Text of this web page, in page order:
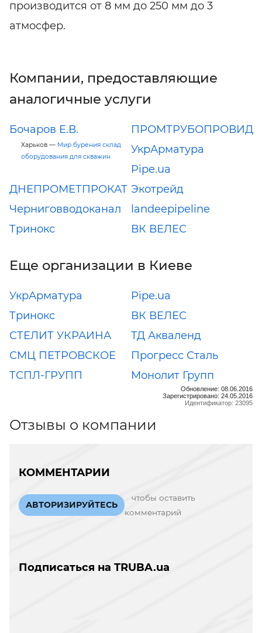
производится от 8 мм до 250 мм до 3
атмосфер.
Компании, предоставляющие
аналогичные услуги
Бочаров Е.В.
Харьков — Мир бурения склад
оборудования для скважин
ПРОМТРУБОПРОВИД
УкрАрматура
Pipe.ua
ДНЕПРОМЕТПРОКАТ Экотрейд
Черниговводоканал
landeepipeline
Тринокс
ВК ВЕЛЕС
Еще организации в Киеве
УкрАрматура
Pipe.ua
Тринокс
ВК ВЕЛЕС
СТЕЛИТ УКРАИНА
ТД Акваленд
СМЦ ПЕТРОВСКОЕ
Прогресс Сталь
ТСПЛ-ГРУПП
Монолит Групп
Обновление: 08.06.2016
Зарегистрировано: 24.05.2016
Идентификатор: 23095
Отзывы о компании
КОММЕНТАРИИ
АВТОРИЗИРУЙТЕСЬ
чтобы оставить
комментарий
Подписаться на TRUBA.ua